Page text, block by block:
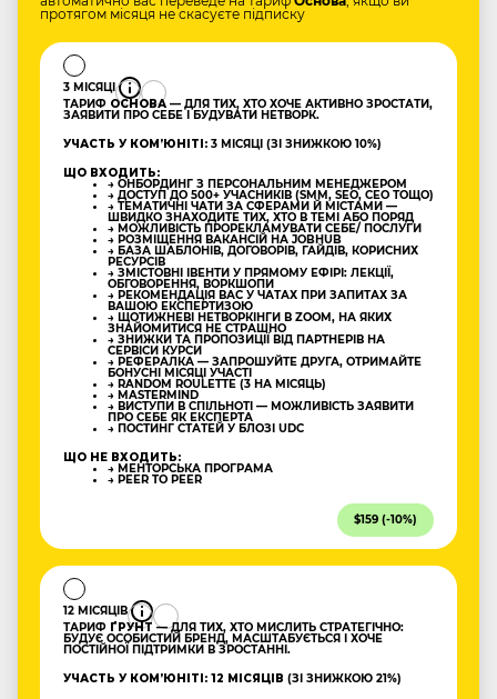
протягом місяця не скасуєте підписку
3 МІСЯЦІ
ТАРИФ ОСНОВА — ДЛЯ ТИХ, ХТО ХОЧЕ АКТИВНО ЗРОСТАТИ,
ЗАЯВИТИ ПРО СЕБЕ І БУДУВАТИ НЕТВОРК.
УЧАСТЬ У КОМʼЮНІТІ: 3 МІСЯЦІ (ЗІ ЗНИЖКОЮ 10%)
ЩО ВХОДИТЬ:
→ ОНБОРДИНГ З ПЕРСОНАЛЬНИМ МЕНЕДЖЕРОМ
→ ДОСТУП ДО 500+ УЧАСНИКІВ (SMM, SEO, CEO ТОЩО)
→ ТЕМАТИЧНІ ЧАТИ ЗА СФЕРАМИ Й МІСТАМИ —
ШВИДКО ЗНАХОДИТЕ ТИХ, ХТО В ТЕМІ АБО ПОРЯД
→ МОЖЛИВІСТЬ ПРОРЕКЛАМУВАТИ СЕБЕ/ ПОСЛУГИ
→ РОЗМІЩЕННЯ ВАКАНСІЙ НА JOBHUB
→ БАЗА ШАБЛОНІВ, ДОГОВОРІВ, ГАЙДІВ, КОРИСНИХ
РЕСУРСІВ
→ ЗМІСТОВНІ ІВЕНТИ У ПРЯМОМУ ЕФІРІ: ЛЕКЦІЇ,
ОБГОВОРЕННЯ, ВОРКШОПИ
→ РЕКОМЕНДАЦІЯ ВАС У ЧАТАХ ПРИ ЗАПИТАХ ЗА
ВАШОЮ ЕКСПЕРТИЗОЮ
→ ЩОТИЖНЕВІ НЕТВОРКІНГИ В ZOOM, НА ЯКИХ
ЗНАЙОМИТИСЯ НЕ СТРАШНО
→ ЗНИЖКИ ТА ПРОПОЗИЦІЇ ВІД ПАРТНЕРІВ НА
СЕРВІСИ КУРСИ
→ РЕФЕРАЛКА — ЗАПРОШУЙТЕ ДРУГА, ОТРИМАЙТЕ
БОНУСНІ МІСЯЦІ УЧАСТІ
→ RANDOM ROULETTE (3 НА МІСЯЦЬ)
→ MASTERMIND
→ ВИСТУПИ В СПІЛЬНОТІ — МОЖЛИВІСТЬ ЗАЯВИТИ
ПРО СЕБЕ ЯК ЕКСПЕРТА
→ ПОСТИНГ СТАТЕЙ У БЛОЗІ UDC
ЩО НЕ ВХОДИТЬ:
→ МЕНТОРСЬКА ПРОГРАМА
→ PEER TO PEER
$159 (-10%)
12 МІСЯЦІВ
ТАРИФ ҐРУНТ — ДЛЯ ТИХ, ХТО МИСЛИТЬ СТРАТЕГІЧНО:
БУДУЄ ОСОБИСТИЙ БРЕНД, МАСШТАБУЄТЬСЯ І ХОЧЕ
ПОСТІЙНОЇ ПІДТРИМКИ В ЗРОСТАННІ.
УЧАСТЬ У КОМʼЮНІТІ: 12 МІСЯЦІВ (ЗІ ЗНИЖКОЮ 21%)